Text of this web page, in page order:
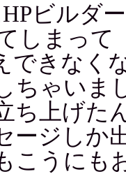
ビルダ
しまって
できなく
ちゃいま
ち上げた
ージしか
こうにも